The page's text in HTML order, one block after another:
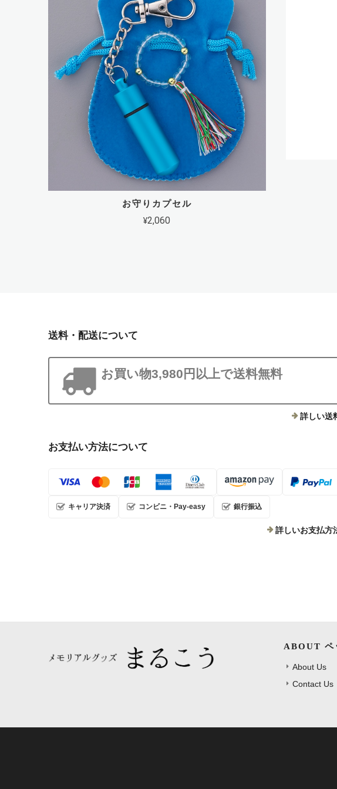
お守りカプセル
¥2,060
送料・配送について
お買い物3,980円以上で送料無料
詳しい送
お支払い方法について
キャリア決済 コンビニ・Pay-easy 銀行振込
詳しいお支払方
ABOUT ペ
About Us
Contact Us